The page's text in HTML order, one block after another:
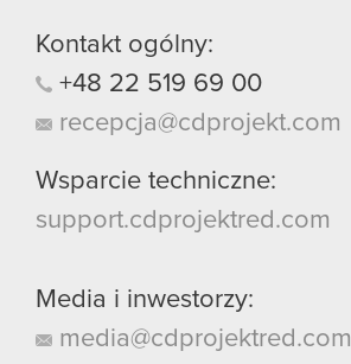
Kontakt ogólny:
+48 22 519 69 00
recepcja@cdprojekt.com
Wsparcie techniczne:
support.cdprojektred.com
Media i inwestorzy:
media@cdprojektred.com